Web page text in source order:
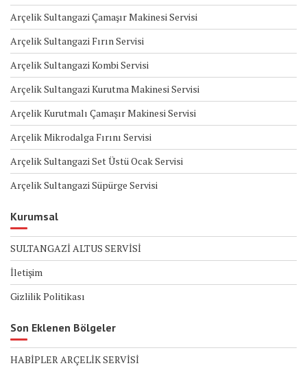
Arçelik Sultangazi Çamaşır Makinesi Servisi
Arçelik Sultangazi Fırın Servisi
Arçelik Sultangazi Kombi Servisi
Arçelik Sultangazi Kurutma Makinesi Servisi
Arçelik Kurutmalı Çamaşır Makinesi Servisi
Arçelik Mikrodalga Fırını Servisi
Arçelik Sultangazi Set Üstü Ocak Servisi
Arçelik Sultangazi Süpürge Servisi
Kurumsal
SULTANGAZİ ALTUS SERVİSİ
İletişim
Gizlilik Politikası
Son Eklenen Bölgeler
HABİPLER ARÇELİK SERVİSİ